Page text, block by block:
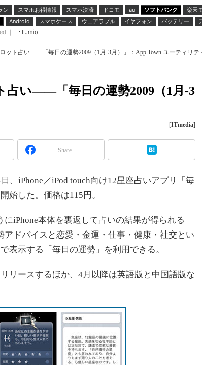
ン スマホお得情報 スマホ決済 ドコモ au ソフトバンク
楽天
Android スマホケース ウェアラブル イヤフォン バッテリー
｜
IIJmio
ット占い――「毎日の運勢2009（1月-3月）」：App Town ユーティリテ
占い――「毎日の運勢2009（1月-3
[ITmedia]
Share
、iPhone／iPod touch向け12星座占いアプリ「毎
始した。価格は115円。
iPhone本体を裏返して占いの結果が得られる
アドバイスと恋愛・金運・仕事・健康・社交とい
表示する「毎日の運勢」を利用できる。
リースするほか、4月以降は英語版と中国語版な